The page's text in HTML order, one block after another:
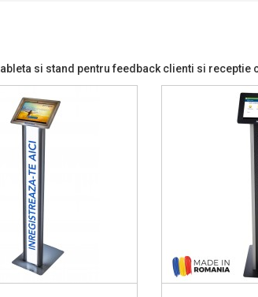
si stand pentru feedback clienti si